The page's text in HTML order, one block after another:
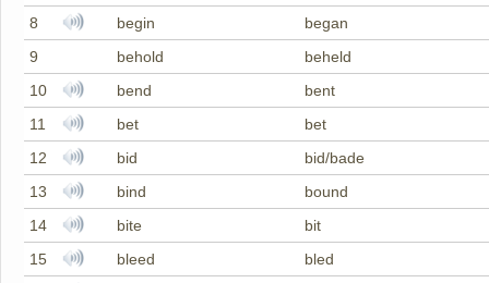
8
begin
began
9
behold
beheld
10
bend
bent
11
bet
bet
12
bid
bid/bade
13
bind
bound
14
bite
bit
15
bleed
bled